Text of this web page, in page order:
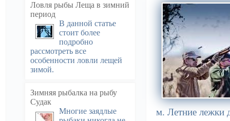
Ловля рыбы Леща в зимний
период
В данной статье
стоит более
подробно
рассмотреть все
особенности ловли лещей
зимой.
Зимняя рыбалка на рыбу
Судак
Многие заядлые
м. Летние лежки